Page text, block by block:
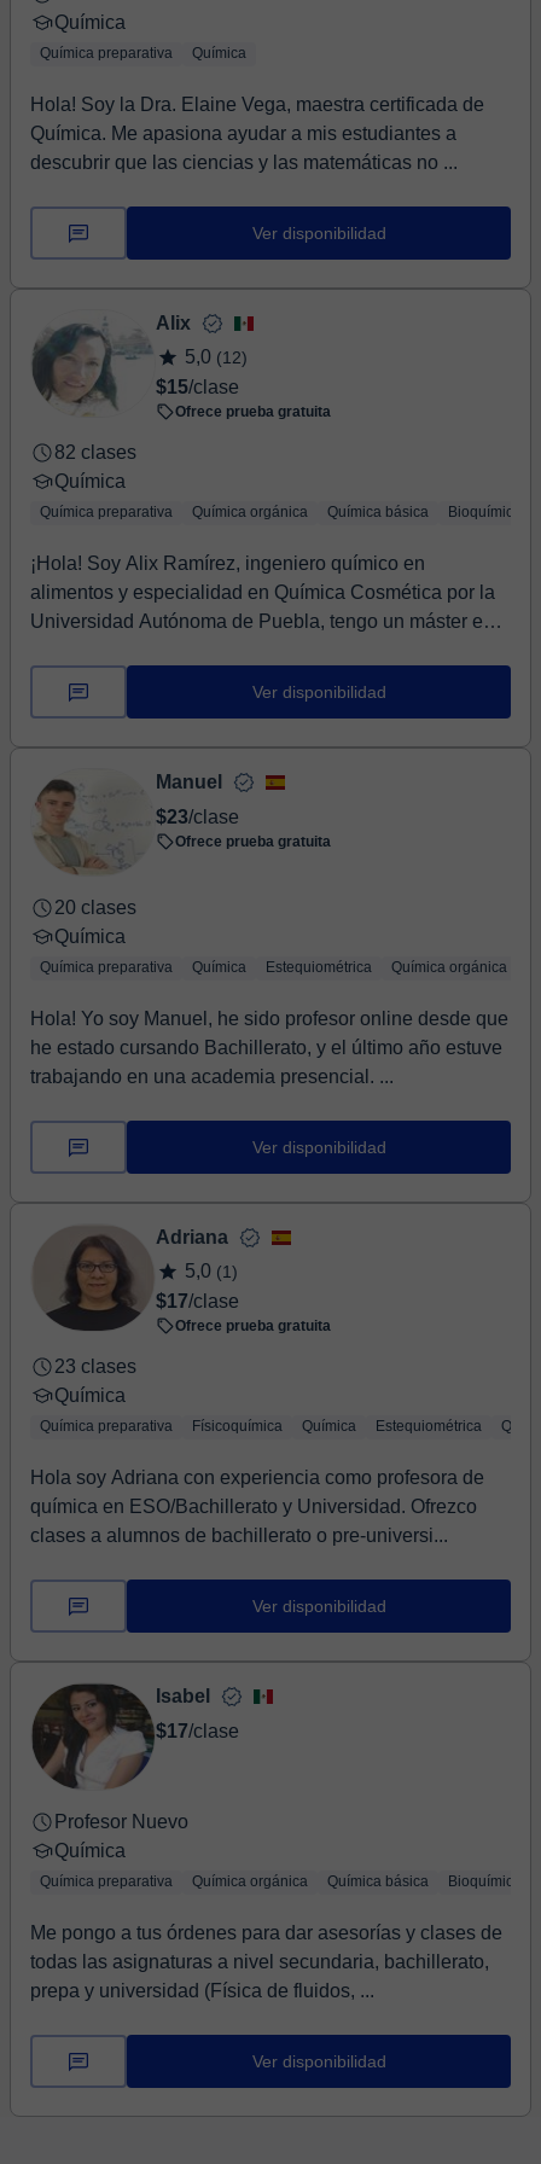
Química
Química preparativa Química
Hola! Soy la Dra. Elaine Vega, maestra certificada de
Química. Me apasiona ayudar a mis estudiantes a
descubrir que las ciencias y las matemáticas no ...
Ver disponibilidad
Alix
5,0 (12)
$15/clase
Ofrece prueba gratuita
82 clases
Química
Química preparativa Química orgánica Química básica Bioquímica
¡Hola! Soy Alix Ramírez, ingeniero químico en
alimentos y especialidad en Química Cosmética por la
Universidad Autónoma de Puebla, tengo un máster en
Ver disponibilidad
Manuel
$23/clase
Ofrece prueba gratuita
20 clases
Química
Química preparativa Química Estequiométrica Química orgánica
Hola! Yo soy Manuel, he sido profesor online desde que
he estado cursando Bachillerato, y el último año estuve
trabajando en una academia presencial. ...
Ver disponibilidad
Adriana
5,0 (1)
$17/clase
Ofrece prueba gratuita
23 clases
Química
Química preparativa Físicoquímica Química Estequiométrica
Hola soy Adriana con experiencia como profesora de
química en ESO/Bachillerato y Universidad. Ofrezco
clases a alumnos de bachillerato o pre-universi...
Ver disponibilidad
Isabel
$17/clase
Profesor Nuevo
Química
Química preparativa Química orgánica Química básica Bioquímica
Me pongo a tus órdenes para dar asesorías y clases de
todas las asignaturas a nivel secundaria, bachillerato,
prepa y universidad (Física de fluidos, ...
Ver disponibilidad